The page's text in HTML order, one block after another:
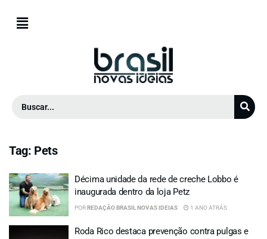
Tag: Pets
Décima unidade da rede de creche Lobbo é
inaugurada dentro da loja Petz
PORREDAÇÃO BRASIL NOVAS IDEIAS 1 ANO ATRÁS
Roda Rico destaca prevenção contra pulgas e